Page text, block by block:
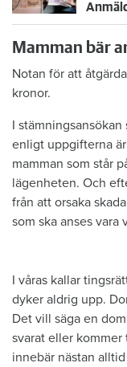
Mamman bär
Notan för att
kronor.
I
enligt uppgifterna
mamman som står
lägenheten. Och
från att orsaka
som ska anses
I våras kallar
dyker aldrig upp.
Det vill säga en
svarat eller
innebär nästan